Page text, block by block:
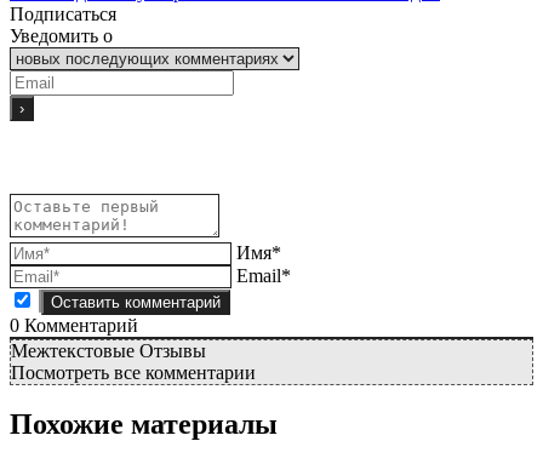
Подписаться
Уведомить о
Имя*
Email*
0 Комментарий
Межтекстовые Отзывы
Посмотреть все комментарии
Похожие материалы